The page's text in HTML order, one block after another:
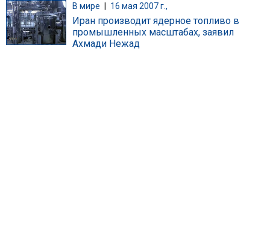
В мире 16 мая 2007 г.,
Иран производит ядерное топливо в
промышленных масштабах, заявил
Ахмади Нежад